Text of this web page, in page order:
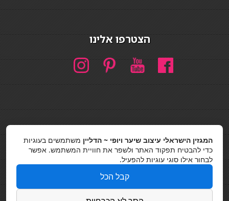
הצטרפו אלינו
חיפוש
חיפוש
כסאות בר
מדיניות פרטיות
המגזין הישראלי עיצוב שיער ויופי ~ הדליין משתמשים בעוגיות
כדי להבטיח תפקוד האתר ולשפר את חוויית המשתמש. אפשר
לבחור אילו סוגי עוגיות להפעיל.
קבל הכל